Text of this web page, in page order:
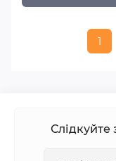
1
Слідкуйте